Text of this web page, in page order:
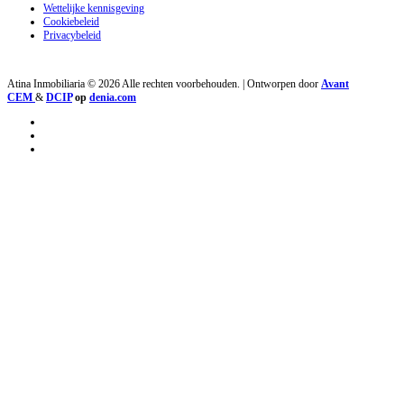
Wettelijke kennisgeving
Cookiebeleid
Privacybeleid
Atina Inmobiliaria © 2026 Alle rechten voorbehouden. | Ontworpen door Avant
CEM & DCIPop denia.com